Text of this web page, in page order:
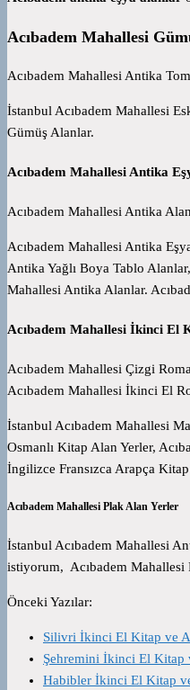
Acıbadem Mahallesi
Acıbadem Mahallesi Antika
İstanbul Acıbadem Mahallesi
Gümüş Alanlar.
Acıbadem Mahallesi Antika
Acıbadem Mahallesi Antika
Acıbadem Mahallesi Antika
Antika Yağlı Boya Tablo
Mahallesi Antika Alanlar.
Acıbadem Mahallesi İkinci El
Acıbadem Mahallesi Çizgi
Acıbadem Mahallesi İkinci El
İstanbul Acıbadem Mahallesi
Osmanlı Kitap Alan Yerler,
İngilizce Fransızca Arapça Kitap
Acıbadem Mahallesi Plak Alan Yerler
İstanbul Acıbadem Mahallesi
istiyorum, Acıbadem Mahallesi
Önceki Yazılar:
Silivri İkinci El Kitap ve
Şehremini İkinci El Kitap
Habibler İkinci El Kitap